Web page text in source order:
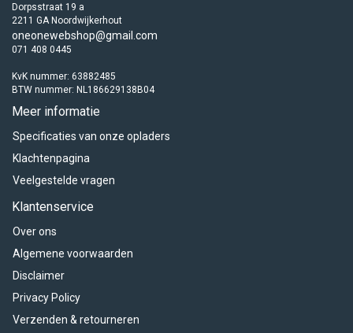
Dorpsstraat 19 a
2211 GA Noordwijkerhout
oneonewebshop@gmail.com
071 408 0445
KvK nummer: 63882485
BTW nummer: NL186629138B04
Meer informatie
Specificaties van onze opladers
Klachtenpagina
Veelgestelde vragen
Klantenservice
Over ons
Algemene voorwaarden
Disclaimer
Privacy Policy
Verzenden & retourneren